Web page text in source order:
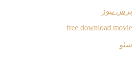
پرس نیوز
free download movie
سئو